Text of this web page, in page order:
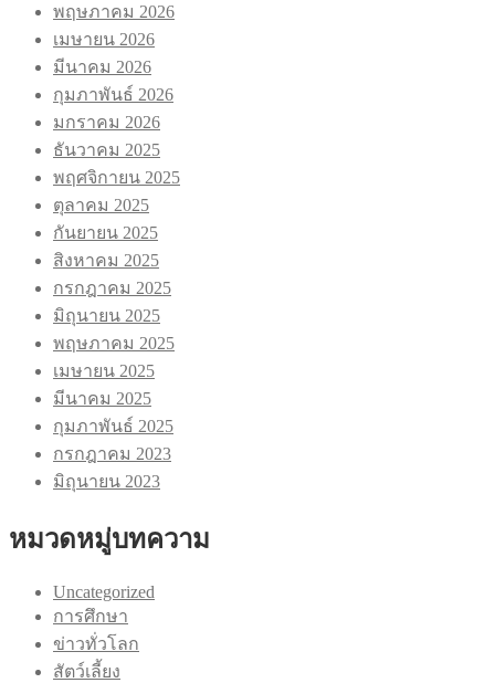
พฤษภาคม 2026
เมษายน 2026
มีนาคม 2026
กุมภาพันธ์ 2026
มกราคม 2026
ธันวาคม 2025
พฤศจิกายน 2025
ตุลาคม 2025
กันยายน 2025
สิงหาคม 2025
กรกฎาคม 2025
มิถุนายน 2025
พฤษภาคม 2025
เมษายน 2025
มีนาคม 2025
กุมภาพันธ์ 2025
กรกฎาคม 2023
มิถุนายน 2023
หมวดหมู่บทความ
Uncategorized
การศึกษา
ข่าวทั่วโลก
สัตว์เลี้ยง